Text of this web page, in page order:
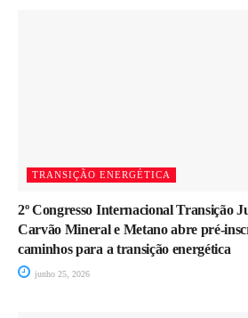
TRANSIÇÃO ENERGÉTICA
2º Congresso Internacional Transição
Carvão Mineral e Metano abre pré-
caminhos para a transição energética
junho 25, 2026